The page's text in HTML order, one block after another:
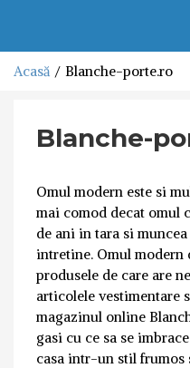
Acasă Blanche-porte.ro
Blanche-
Omul modern este si
mai comod decat omul
de ani in tara si
intretine. Omul modern
produsele de care are
articolele vestimentare
magazinul online
gasi cu ce sa se
casa intr-un stil frumos